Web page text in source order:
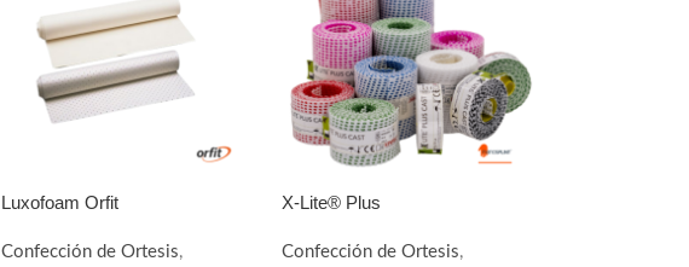
Luxofoam Orfit
Confección de Ortesis,
X-Lite® Plus
Confección de Ortesis,